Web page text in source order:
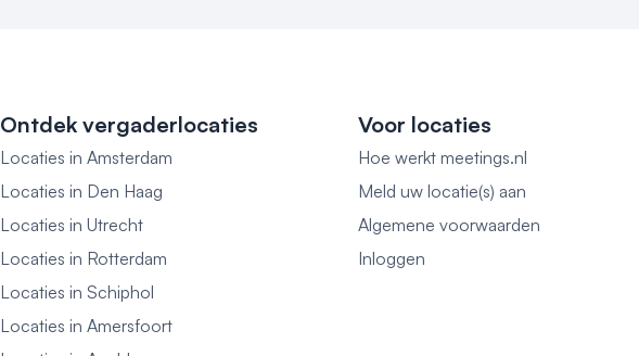
Ontdek vergaderlocaties
Locaties in Amsterdam
Locaties in Den Haag
Locaties in Utrecht
Locaties in Rotterdam
Locaties in Schiphol
Locaties in Amersfoort
Voor locaties
Hoe werkt meetings.nl
Meld uw locatie(s) aan
Algemene voorwaarden
Inloggen